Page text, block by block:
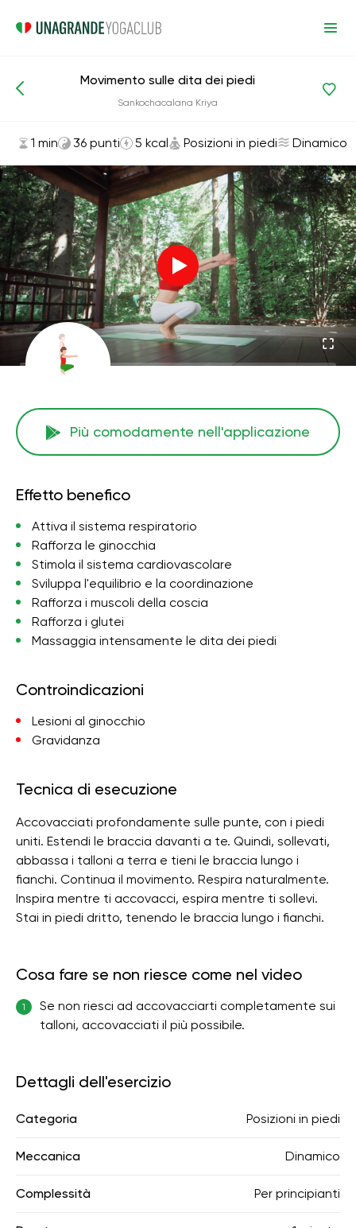
Asana ed esercizi Posizioni in piedi
Movimento sulle dita dei piedi
Sankochacalana Kriya
1 min 36 punti 5 kcal Posizioni in piedi Dinamico
Più comodamente nell'applicazione
Effetto benefico
Attiva il sistema respiratorio
Rafforza le ginocchia
Stimola il sistema cardiovascolare
Sviluppa l'equilibrio e la coordinazione
Rafforza i muscoli della coscia
Rafforza i glutei
Massaggia intensamente le dita dei piedi
Controindicazioni
Lesioni al ginocchio
Gravidanza
Tecnica di esecuzione
Accovacciati profondamente sulle punte, con i piedi
uniti. Estendi le braccia davanti a te. Quindi, sollevati,
abbassa i talloni a terra e tieni le braccia lungo i
fianchi. Continua il movimento. Respira naturalmente.
Inspira mentre ti accovacci, espira mentre ti sollevi.
Stai in piedi dritto, tenendo le braccia lungo i fianchi.
Cosa fare se non riesce come nel video
1
Se non riesci ad accovacciarti completamente sui
talloni, accovacciati il ​​più possibile.
Dettagli dell'esercizio
Categoria Posizioni in piedi
Meccanica Dinamico
Complessità Per principianti